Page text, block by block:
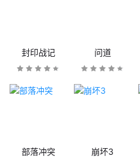
封印战记 问道
部落冲突 崩坏3